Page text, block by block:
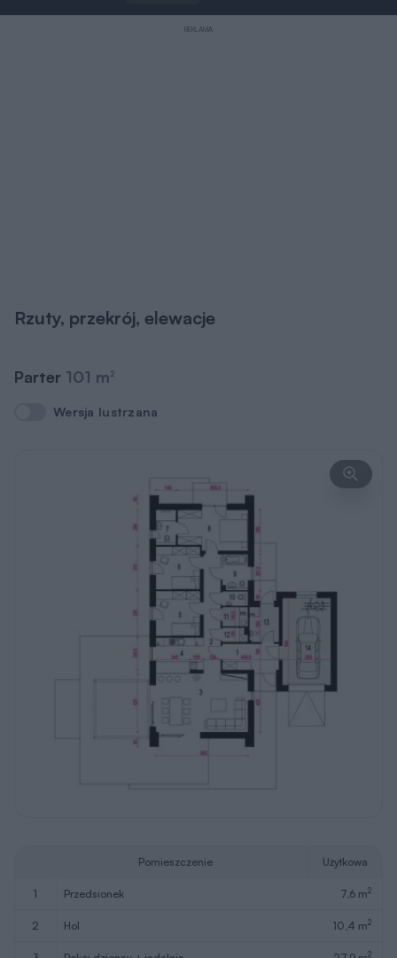
REKLAMA
Rzuty, przekrój, elewacje
Parter 101 m2
Wersja lustrzana
Wersja lustrzana
Pomieszczenie Użytkowa
1 przedsionek 7,6 m2
2 hol 10,4 m2
2